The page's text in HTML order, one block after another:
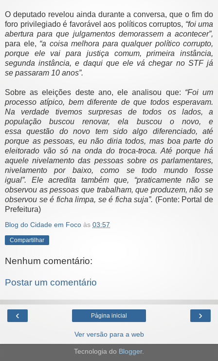
O deputado revelou ainda durante a conversa, que o fim do
foro privilegiado é favorável aos políticos corruptos, “foi uma
abertura paraque julgamentos demorassem a acontecer”,
para ele, “a coisa melhora para qualquer político corrupto,
porque ele vai para justiça comum, primeira instância,
segunda instância, e daqui que ele vá chegar no STF já
se passaram 10 anos”.
Sobre as eleições deste ano, ele analisou que: “Foi um
processo atípico, bem diferente de que todos esperavam.
Na verdade tivemos surpresas detodos os lados, a
população buscou renovar, ela buscou o novo, e
essaquestão do novo tem sido algo diferenciado, até
porque as pessoas, eu não diria todos, mas boa parte do
eleitorado vão só na onda do troca-troca. Até porque há
aquele nivelamento das pessoas sobre os parlamentares,
nivelamento por baixo, como se todo mundo fosse
igual”. Ele acredita também que, “praticamente não se
observou as pessoas que trabalham, que produzem, não se
observou se é ficha limpa, se é fichasuja”. (Fonte: Portal de
Prefeitura)
Blog do Cidade em Foco às 03:57
Compartilhar
Nenhum comentário:
Postar um comentário
‹ ›
Página inicial
Ver versão para a web
Tecnologia do Blogger.